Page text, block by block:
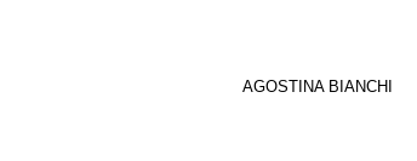
AGOSTINA BIANCHI